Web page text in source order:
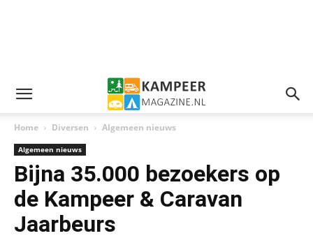
Home Diversen Algemeen nieuws
Algemeen nieuws
Bijna 35.000 bezoekers op
de Kampeer & Caravan
Jaarbeurs